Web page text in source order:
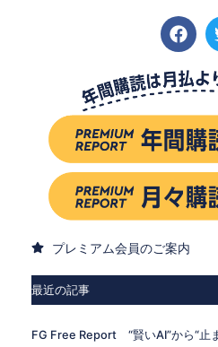
プレミアム会員のご案内
最近の記事
FG Free Report “賢いAI”から“止